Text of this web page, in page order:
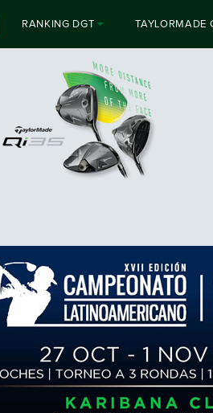
RANKING DGT TAYLORMADE